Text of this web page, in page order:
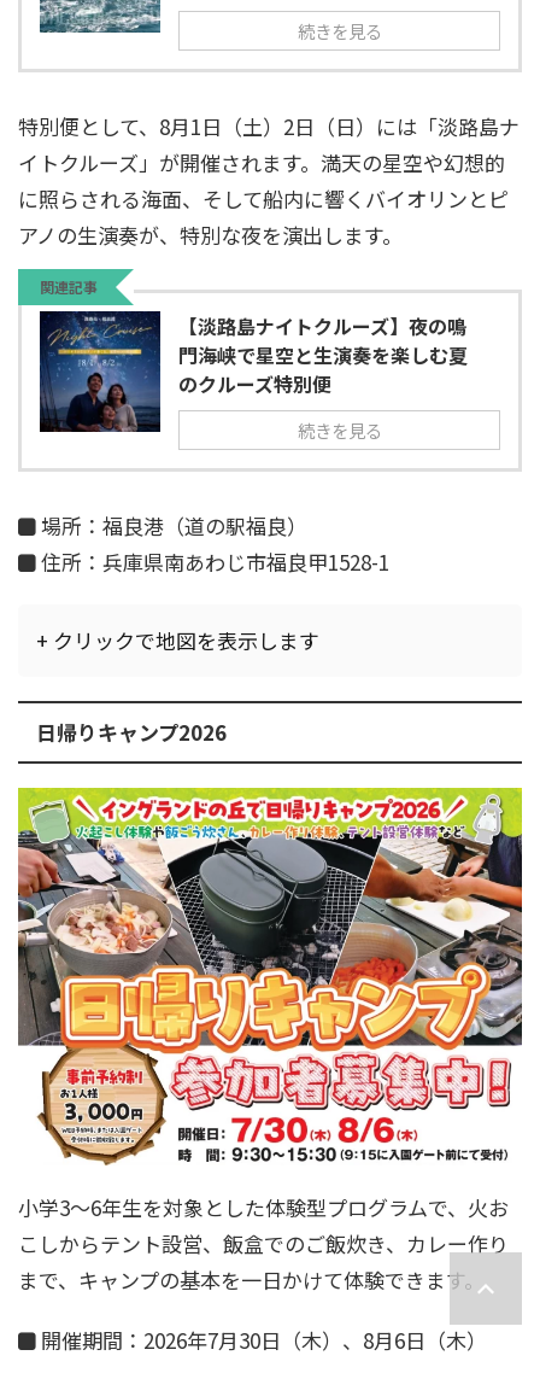
続きを見る
特別便として、8月1日（土）2日（日）には「淡路島ナ
イトクルーズ」が開催されます。満天の星空や幻想的
に照らされる海面、そして船内に響くバイオリンとピ
アノの生演奏が、特別な夜を演出します。
関連記事
【淡路島ナイトクルーズ】夜の鳴
門海峡で星空と生演奏を楽しむ夏
のクルーズ特別便
続きを見る
場所：福良港（道の駅福良）
住所：兵庫県南あわじ市福良甲1528-1
+ クリックで地図を表示します
日帰りキャンプ2026
小学3～6年生を対象とした体験型プログラムで、火お
こしからテント設営、飯盒でのご飯炊き、カレー作り
まで、キャンプの基本を一日かけて体験できます。
開催期間：2026年7月30日（木）、8月6日（木）